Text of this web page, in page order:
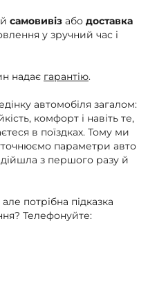
самовивіз або доставка
у зручний час і
надає гарантію.
автомобіля загалом:
комфорт і навіть те,
в поїздках. Тому ми
параметри авто
з першого разу й
але потрібна підказка
Телефонуйте: